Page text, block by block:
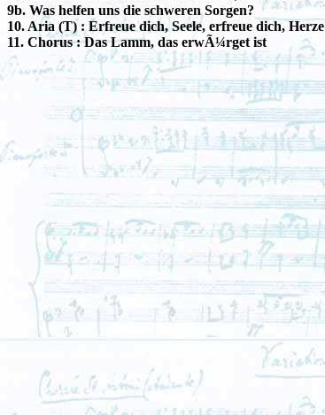
9b. Was helfen uns die schweren Sorgen?
10. Aria (T) : Erfreue dich, Seele, erfreue dich, Herze
11. Chorus : Das Lamm, das erwÃ¼rget ist